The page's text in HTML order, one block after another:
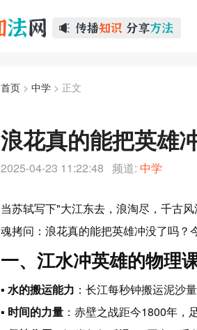
首页 > 中学 > 正文
浪花真的能把英雄
2025-04-23 11:22:48 频道: 中学
当苏轼写下"大江东去，浪淘尽，千古
魂拷问： 浪花真的能把英雄冲没了吗？
一、江水冲英雄的物理
▪ 水的搬运能力 ：长江每秒钟搬运泥沙
▪ 时间的力量 ：赤壁之战距今1800年，